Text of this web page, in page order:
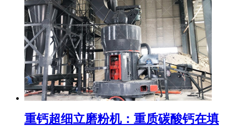
重钙超细立磨粉机：重质碳酸钙在填